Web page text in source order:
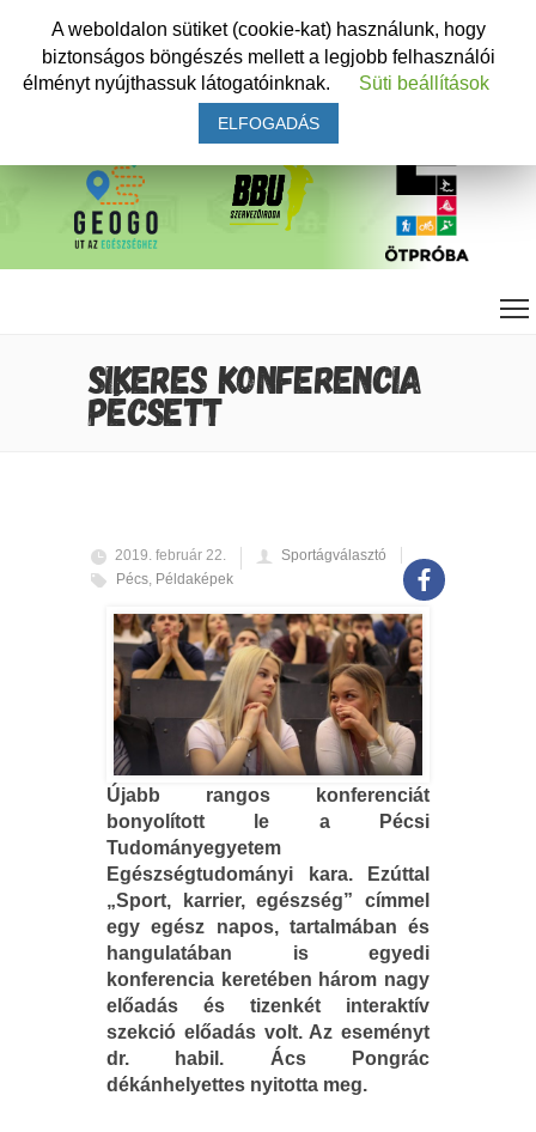
SIKERES KONFERENCIA
PÉCSETT
2019. február 22.
Sportágválasztó
Pécs, Példaképek
Újabb rangos konferenciát
bonyolított le a Pécsi
Tudományegyetem
Egészségtudományi kara. Ezúttal
„Sport, karrier, egészség” címmel
egy egész napos, tartalmában és
hangulatában is egyedi
konferencia keretében három nagy
előadás és tizenkét interaktív
szekció előadás volt. Az eseményt
dr. habil. Ács Pongrác
dékánhelyettes nyitotta meg.
A weboldalon sütiket (cookie-kat) használunk, hogy
biztonságos böngészés mellett a legjobb felhasználói
élményt nyújthassuk látogatóinknak.
Süti beállítások
ELFOGADÁS